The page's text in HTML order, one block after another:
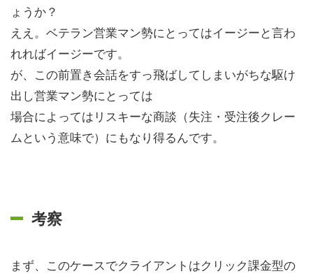
ょうか？
ええ。ベテラン営業マン勢にとってはイージーと言わ
れればイージーです。
が、この前置き会話をすっ飛ばしてしまいがちな駆け
出し営業マン勢にとっては
場合によってはリスキーな商談（失注・受注後クレー
ムという意味で）にもなり得るんです。
考察
まず、このケースでクライアントはクリック課金型の